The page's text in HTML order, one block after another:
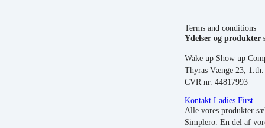
Terms and conditions
Ydelser og produkter
Wake up Show up
Thyras Vænge 23,
CVR nr. 44817993
Kontakt Ladies First
Alle vores produkter
Simplero. En del af